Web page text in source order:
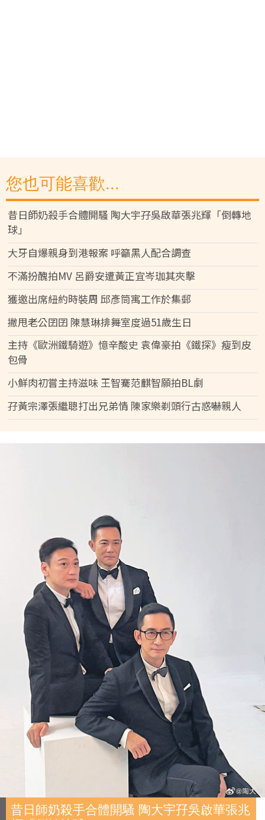
您也可能喜歡...
昔日師奶殺手合體開騷 陶大宇孖吳啟華張兆輝「倒轉地
球」
大牙自爆親身到港報案 呼籲黑人配合調查
不滿扮醜拍MV 呂爵安遭黃正宜岑珈其夾擊
獲邀出席紐約時裝周 邱彥筒寓工作於集郵
撇甩老公囝囝 陳慧琳排舞室度過51歲生日
主持《歐洲鐵騎遊》憶辛酸史 袁偉豪拍《鐵探》瘦到皮
包骨
小鮮肉初嘗主持滋味 王智騫范麒智願拍BL劇
孖黃宗澤張繼聰打出兄弟情 陳家樂剃頭行古惑嚇親人
昔日師奶殺手合體開騷 陶大宇孖吳啟華張兆